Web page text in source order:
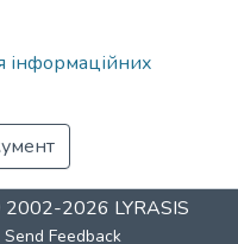
інформаційних
2002-2026 LYRASIS
Send Feedback